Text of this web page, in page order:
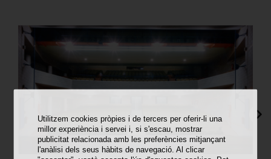
Utilitzem cookies pròpies i de tercers per oferir-li una
millor experiència i servei i, si s'escau, mostrar
publicitat relacionada amb les preferències mitjançant
l'anàlisi dels seus hàbits de navegació. Al clicar